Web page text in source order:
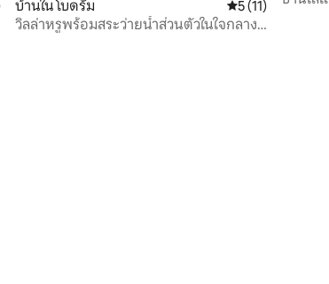
4.9 จาก 5, 29 รีวิว
บ้านใน โบดรัม คะแนนเฉลี่ย 5 จาก
5 (11)
วิลล่าหรูพร้อมสระว่ายน้ำส่วนตัวในใจกลาง